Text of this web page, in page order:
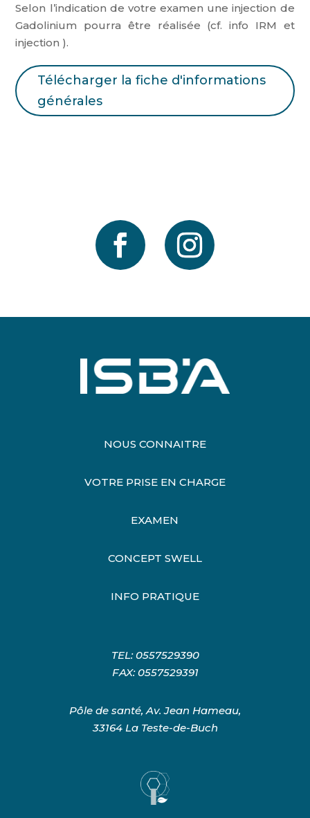
Selon l’indication de votre examen une injection de
Gadolinium pourra être réalisée (cf. info IRM et
injection ).
Télécharger la fiche d'informations
générales
NOUS CONNAITRE
VOTRE PRISE EN CHARGE
EXAMEN
CONCEPT SWELL
INFO PRATIQUE
TEL:0557529390
FAX: 0557529391
Pôle de santé, Av. Jean Hameau,
33164 La Teste-de-Buch